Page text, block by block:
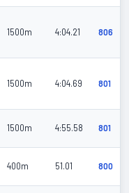
1500m 4:04.21 806
1500m 4:04.69 801
1500m 4:55.58 801
400m 51.01 800